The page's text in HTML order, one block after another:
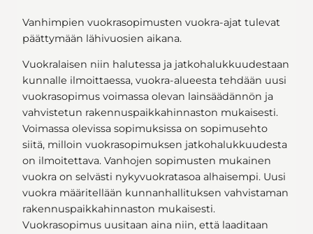
Vanhimpien vuokrasopimusten vuokra-ajat tulevat
päättymään lähivuosien aikana.
Vuokralaisen niin halutessa ja jatkohalukkuudestaan
kunnalle ilmoittaessa, vuokra-alueesta tehdään uusi
vuokrasopimus voimassa olevan lainsäädännön ja
vahvistetun rakennuspaikkahinnaston mukaisesti.
Voimassa olevissa sopimuksissa on sopimusehto
siitä, milloin vuokrasopimuksen jatkohalukkuudesta
on ilmoitettava. Vanhojen sopimusten mukainen
vuokra on selvästi nykyvuokratasoa alhaisempi. Uusi
vuokra määritellään kunnanhallituksen vahvistaman
rakennuspaikkahinnaston mukaisesti.
Vuokrasopimus uusitaan aina niin, että laaditaan